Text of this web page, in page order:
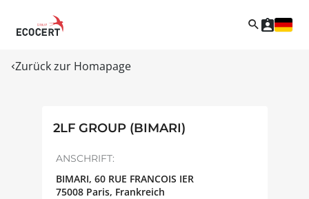
Zurück zur Homapage
2LF GROUP (BIMARI)
ANSCHRIFT:
BIMARI, 60 RUE FRANCOIS IER
75008 Paris, Frankreich